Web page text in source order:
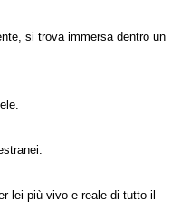
si trova immersa dentro un
lei più vivo e reale di tutto il